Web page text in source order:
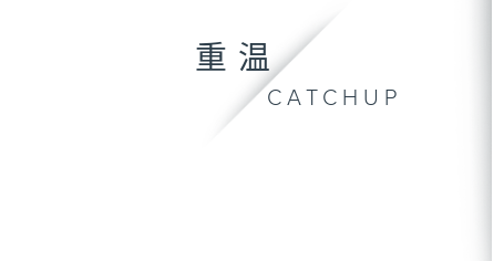
重温
CATCHUP